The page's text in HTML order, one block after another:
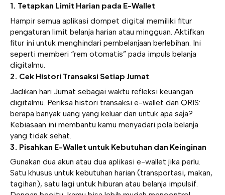
1. Tetapkan Limit Harian pada E-Wallet
Hampir semua aplikasi dompet digital memiliki fitur
pengaturan limit belanja harian atau mingguan. Aktifkan
fitur ini untuk menghindari pembelanjaan berlebihan. Ini
seperti memberi “rem otomatis” pada impuls belanja
digitalmu.
2. Cek Histori Transaksi Setiap Jumat
Jadikan hari Jumat sebagai waktu refleksi keuangan
digitalmu. Periksa histori transaksi e-wallet dan QRIS:
berapa banyak uang yang keluar dan untuk apa saja?
Kebiasaan ini membantu kamu menyadari pola belanja
yang tidak sehat.
3. Pisahkan E-Wallet untuk Kebutuhan dan Keinginan
Gunakan dua akun atau dua aplikasi e-wallet jika perlu.
Satu khusus untuk kebutuhan harian (transportasi, makan,
tagihan), satu lagi untuk hiburan atau belanja impulsif.